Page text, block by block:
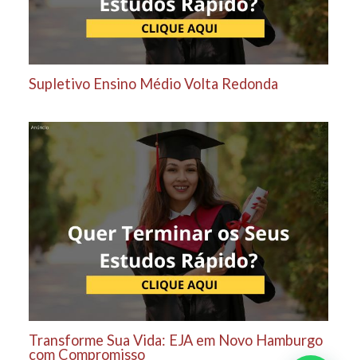
Supletivo Ensino Médio Volta Redonda
Transforme Sua Vida: EJA em Novo Hamburgo
com Compromisso